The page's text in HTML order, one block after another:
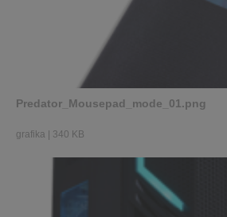
Predator_Mousepad_mode_01.png
grafika | 340 KB